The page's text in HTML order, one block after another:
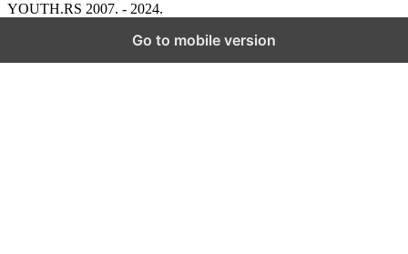
YOUTH.RS 2007. - 2024.
Go to mobile version